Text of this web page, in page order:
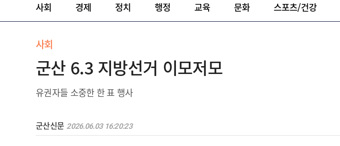
사회 경제 정치 행정 교육 문화 스포츠/건강
사회
군산 6.3 지방선거 이모저모
유권자들 소중한 한 표 행사
군산신문 2026.06.03 16:20:23